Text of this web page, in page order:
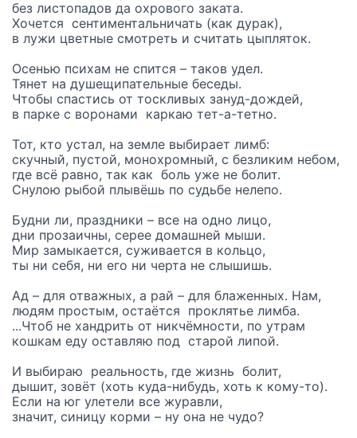
без листопадов да охрового заката.
Хочется сентиментальничать (как дурак),
в лужи цветные смотреть и считать цыпляток.
Осенью психам не спится – таков удел.
Тянет на душещипательные беседы.
Чтобы спастись от тоскливых зануд-дождей,
в парке с воронами каркаю тет-а-тетно.
Тот, кто устал, на земле выбирает лимб:
скучный, пустой, монохромный, с безликим небом,
где всё равно, так как боль уже не болит.
Снулою рыбой плывёшь по судьбе нелепо.
Будни ли, праздники – все на одно лицо,
дни прозаичны, серее домашней мыши.
Мир замыкается, суживается в кольцо,
ты ни себя, ни его ни черта не слышишь.
Ад – для отважных, а рай – для блаженных. Нам,
людям простым, остаётся проклятье лимба.
...Чтоб не хандрить от никчёмности, по утрам
кошкам еду оставляю под старой липой.
И выбираю реальность, где жизнь болит,
дышит, зовёт (хоть куда-нибудь, хоть к кому-то).
Если на юг улетели все журавли,
значит, синицу корми – ну она не чудо?